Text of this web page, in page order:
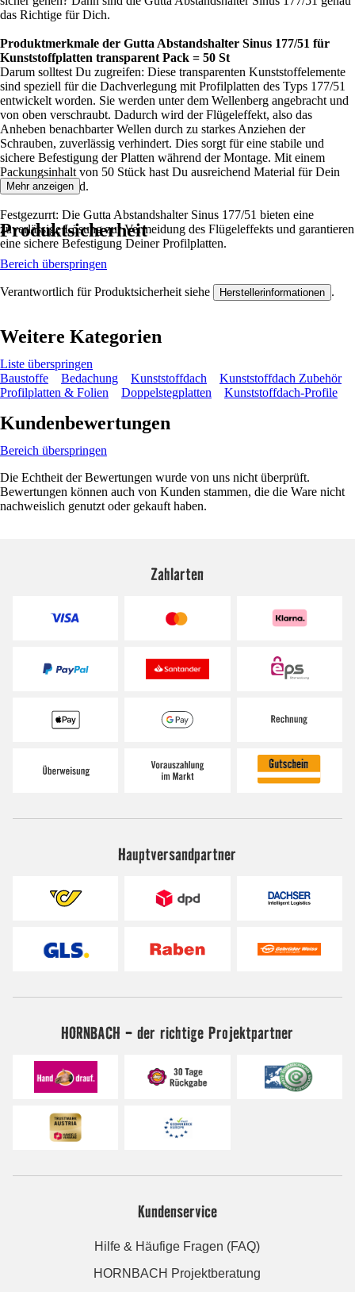
das Richtige für Dich.
Produktmerkmale der Gutta Abstandshalter Sinus 177/51 für
Kunststoffplatten transparent Pack = 50 St
Darum solltest Du zugreifen: Diese transparenten Kunststoffelemente
sind speziell für die Dachverlegung mit Profilplatten des Typs 177/51
entwickelt worden. Sie werden unter dem Wellenberg angebracht und
von oben verschraubt. Dadurch wird der Flügeleffekt, also das
Anheben benachbarter Wellen durch zu starkes Anziehen der
Schrauben, zuverlässig verhindert. Dies sorgt für eine stabile und
sichere Befestigung der Platten während der Montage. Mit einem
Packungsinhalt von 50 Stück hast Du ausreichend Material für Dein
Projekt zur Hand.
Festgezurrt: Die Gutta Abstandshalter Sinus 177/51 bieten eine
zuverlässige Lösung zur Vermeidung des Flügeleffekts und garantieren
eine sichere Befestigung Deiner Profilplatten.
Mehr anzeigen
Produktsicherheit
Bereich überspringen
Verantwortlich für Produktsicherheit siehe Herstellerinformationen .
Weitere Kategorien
Liste überspringen
Baustoffe
Bedachung Kunststoffdach
Kunststoffdach Zubehör
Profilplatten & Folien
Doppelstegplatten Kunststoffdach-Profile
Kundenbewertungen
Bereich überspringen
Die Echtheit der Bewertungen wurde von uns nicht überprüft.
Bewertungen können auch von Kunden stammen, die die Ware nicht
nachweislich genutzt oder gekauft haben.
Zahlarten
Hauptversandpartner
HORNBACH - der richtige Projektpartner
Kundenservice
Hilfe & Häufige Fragen (FAQ)
HORNBACH Projektberatung